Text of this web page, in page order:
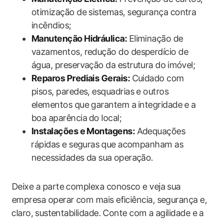
otimização de sistemas, segurança contra
incêndios;
Manutenção Hidráulica: Eliminação de‌
vazamentos, redução do desperdício de ​
água, ​preservação da estrutura ‍do ⁣imóvel;
Reparos Prediais Gerais: Cuidado com
‍pisos, paredes, esquadrias e outros⁢
elementos que garantem a ⁤integridade e a
boa aparência ⁣do ​local;
Instalações ​e Montagens: Adequações
⁢rápidas e‍ seguras ⁢que acompanham as
‍necessidades da sua⁤ operação.
Deixe a parte complexa conosco e ‍veja sua
empresa ‍operar ‌com‌ mais eficiência, segurança e,
⁢claro, ⁤sustentabilidade. Conte com a agilidade e ⁢a‌